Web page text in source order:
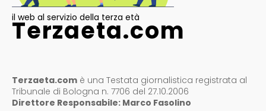
il web al servizio della terza età
Terzaeta.com
Terzaeta.com è una Testata giornalistica registrata al
Tribunale di Bologna n. 7706 del 27.10.2006
Direttore Responsabile: Marco Fasolino